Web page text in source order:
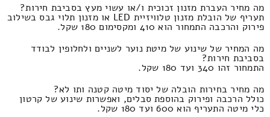
מה מחיר העברת מזנון זכוכית ו/או עשוי מעץ בסביבת חירות?
תעריף של הובלת מזנון טלוויזיית LED או מזנון תלוי גבס בשילוב
פירוק והרכבה התמחור הוא 410 ומקסימום 180 שקל.
מה המחיר של שינוע של מיטת נוער לשניים ולחלופין לבודד
בסביבת חירות?
התמחור זהו 340 ועד 180 שקל.
מה מחיר בחירות הובלה של יסוד מיטה קטנה ותו לא?
כולל הרכבה ופירוק בהוספת סבלים, ואפשרות שינוע של קרטון
כלי מיטה התעריף הוא 600 ועד 180 שקל.